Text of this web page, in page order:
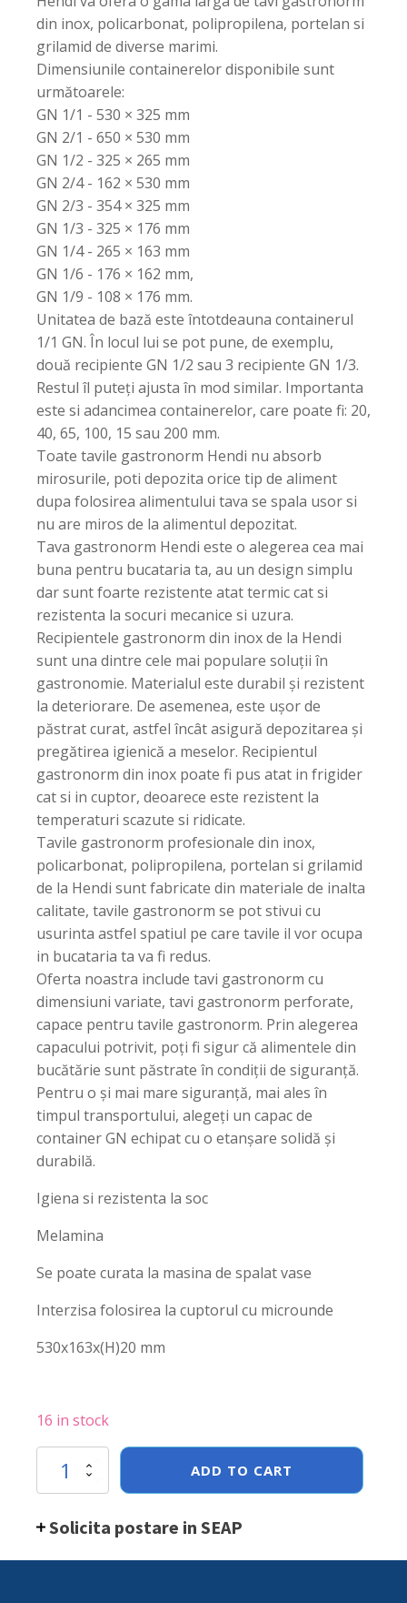
din inox, policarbonat, polipropilena, portelan si
grilamid de diverse marimi.
Dimensiunile containerelor disponibile sunt
următoarele:
GN 1/1 - 530 × 325 mm
GN 2/1 - 650 × 530 mm
GN 1/2 - 325 × 265 mm
GN 2/4 - 162 × 530 mm
GN 2/3 - 354 × 325 mm
GN 1/3 - 325 × 176 mm
GN 1/4 - 265 × 163 mm
GN 1/6 - 176 × 162 mm,
GN 1/9 - 108 × 176 mm.
Unitatea de bază este întotdeauna containerul
1/1 GN. În locul lui se pot pune, de exemplu,
două recipiente GN 1/2 sau 3 recipiente GN 1/3.
Restul îl puteți ajusta în mod similar. Importanta
este si adancimea containerelor, care poate fi: 20,
40, 65, 100, 15 sau 200 mm.
Toate tavile gastronorm Hendi nu absorb
mirosurile, poti depozita orice tip de aliment
dupa folosirea alimentului tava se spala usor si
nu are miros de la alimentul depozitat.
Tava gastronorm Hendi este o alegerea cea mai
buna pentru bucataria ta, au un design simplu
dar sunt foarte rezistente atat termic cat si
rezistenta la socuri mecanice si uzura.
Recipientele gastronorm din inox de la Hendi
sunt una dintre cele mai populare soluții în
gastronomie. Materialul este durabil și rezistent
la deteriorare. De asemenea, este ușor de
păstrat curat, astfel încât asigură depozitarea și
pregătirea igienică a meselor. Recipientul
gastronorm din inox poate fi pus atat in frigider
cat si in cuptor, deoarece este rezistent la
temperaturi scazute si ridicate.
Tavile gastronorm profesionale din inox,
policarbonat, polipropilena, portelan si grilamid
de la Hendi sunt fabricate din materiale de inalta
calitate, tavile gastronorm se pot stivui cu
usurinta astfel spatiul pe care tavile il vor ocupa
in bucataria ta va fi redus.
Oferta noastra include tavi gastronorm cu
dimensiuni variate, tavi gastronorm perforate,
capace pentru tavile gastronorm. Prin alegerea
capacului potrivit, poți fi sigur că alimentele din
bucătărie sunt păstrate în condiții de siguranță.
Pentru o și mai mare siguranță, mai ales în
timpul transportului, alegeți un capac de
container GN echipat cu o etanșare solidă și
durabilă.
Igiena si rezistenta la soc
Melamina
Se poate curata la masina de spalat vase
Interzisa folosirea la cuptorul cu microunde
530x163x(H)20 mm
16 in stock
Hendi
Gastronorm
2/4,
ADD TO CART
Solicita postare in SEAP